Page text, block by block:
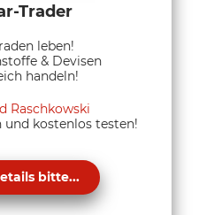
Trader
leben!
& Devisen
handeln!
Raschkowski
kostenlos testen!
bitte...